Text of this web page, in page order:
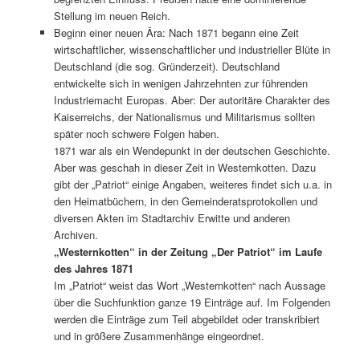
Stellung im neuen Reich.
Beginn einer neuen Ära: Nach 1871 begann eine Zeit
wirtschaftlicher, wissenschaftlicher und industrieller Blüte in
Deutschland (die sog. Gründerzeit). Deutschland
entwickelte sich in wenigen Jahrzehnten zur führenden
Industriemacht Europas. Aber: Der autoritäre Charakter des
Kaiserreichs, der Nationalismus und Militarismus sollten
später noch schwere Folgen haben.
1871 war als ein Wendepunkt in der deutschen Geschichte.
Aber was geschah in dieser Zeit in Westernkotten. Dazu
gibt der „Patriot“ einige Angaben, weiteres findet sich u.a. in
den Heimatbüchern, in den Gemeinderatsprotokollen und
diversen Akten im Stadtarchiv Erwitte und anderen
Archiven.
„Westernkotten“ in der Zeitung „Der Patriot“ im Laufe
des Jahres 1871
Im „Patriot“ weist das Wort „Westernkotten“ nach Aussage
über die Suchfunktion ganze 19 Einträge auf. Im Folgenden
werden die Einträge zum Teil abgebildet oder transkribiert
und in größere Zusammenhänge eingeordnet.